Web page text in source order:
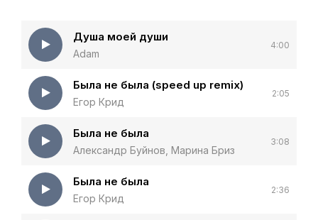
Душа моей души
Adam
4:00
Была не была (speed up remix)
Егор Крид
2:05
Была не была
Александр Буйнов, Марина Бриз
3:08
Была не была
Егор Крид
2:36